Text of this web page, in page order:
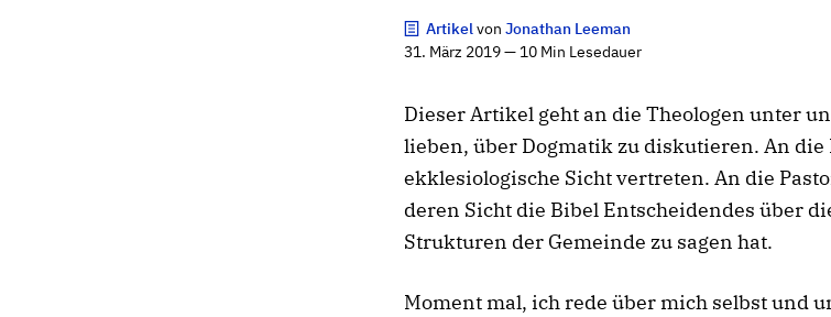
ArtikelvonJonathan Leeman
31. März 2019 — 10 Min Lesedauer
Dieser Artikel geht an die Theologen unter
lieben, über Dogmatik zu diskutieren. An
ekklesiologische Sicht vertreten. An die
deren Sicht die Bibel Entscheidendes über
Strukturen der Gemeinde zu sagen hat.
Moment mal, ich rede über mich selbst und